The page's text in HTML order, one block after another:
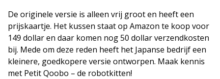
De originele versie is alleen vrij groot en heeft een
prijskaartje. Het kussen staat op Amazon te koop voor
149 dollar en daar komen nog 50 dollar verzendkosten
bij. Mede om deze reden heeft het Japanse bedrijf een
kleinere, goedkopere versie ontworpen. Maak kennis
met Petit Qoobo – de robotkitten!